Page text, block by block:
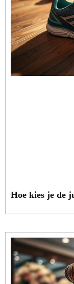
Hoe kies je de